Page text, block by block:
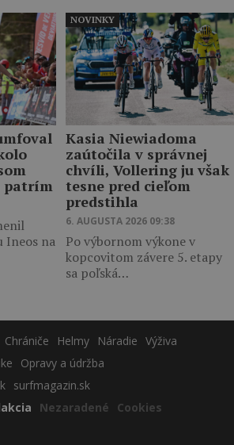
patrím
Ineos na
Kasia Niewiadoma
zaútočila v správnej
chvíli, Vollering ju však
tesne pred cieľom
predstihla
6. AUGUSTA 2026 09:38
Po výbornom výkone v
kopcovitom závere 5. etapy
sa poľská…
NOVINKY
Chrániče Helmy Náradie Výživa
Opravy a údržba
surfmagazin.sk
Nezaradené Cookies